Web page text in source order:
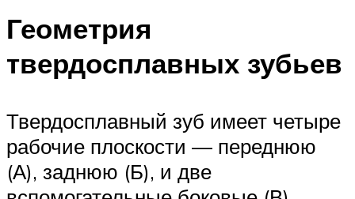
Геометрия
твердосплавных зубьев
Твердосплавный зуб имеет четыре
рабочие плоскости — переднюю
(А), заднюю (Б), и две